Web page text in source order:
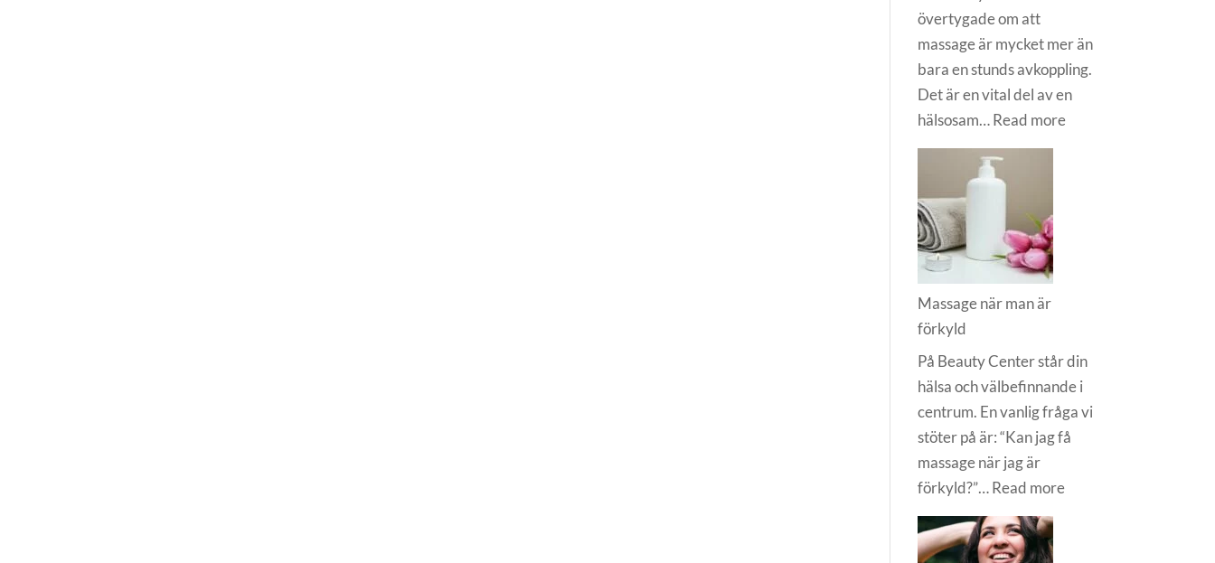
övertygade om att
massage är mycket mer än
bara en stunds avkoppling.
Det är en vital del av en
hälsosam…Read more:
Massage när man är
förkyld
På Beauty Center står din
hälsa och välbefinnande i
centrum. En vanlig fråga vi
stöter på är: “Kan jag få
massage när jag är
förkyld?”…Read more: